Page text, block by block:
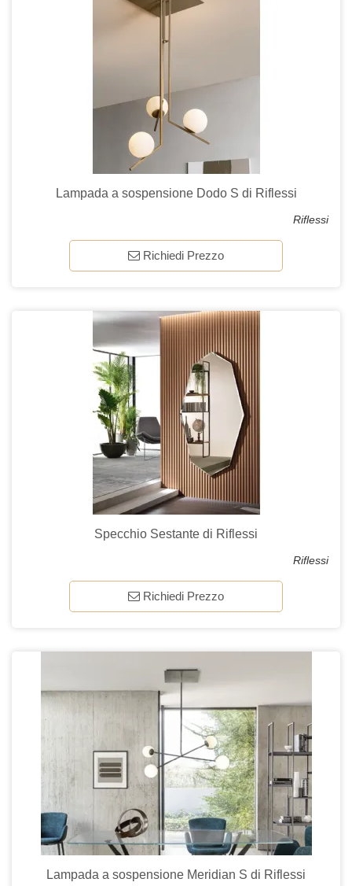
Lampada a sospensione Dodo S di Riflessi
Riflessi
Richiedi Prezzo
Specchio Sestante di Riflessi
Riflessi
Richiedi Prezzo
Lampada a sospensione Meridian S di Riflessi